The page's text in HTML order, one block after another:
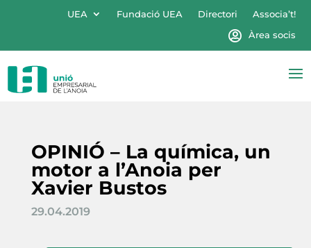
UEA Fundació UEA Directori
Associa’t!
Àrea socis
OPINIÓ – La química, un
motor a l’Anoia per
Xavier Bustos
29.04.2019